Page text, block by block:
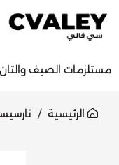
مستلزمات الصيف والتان
الرئيسية